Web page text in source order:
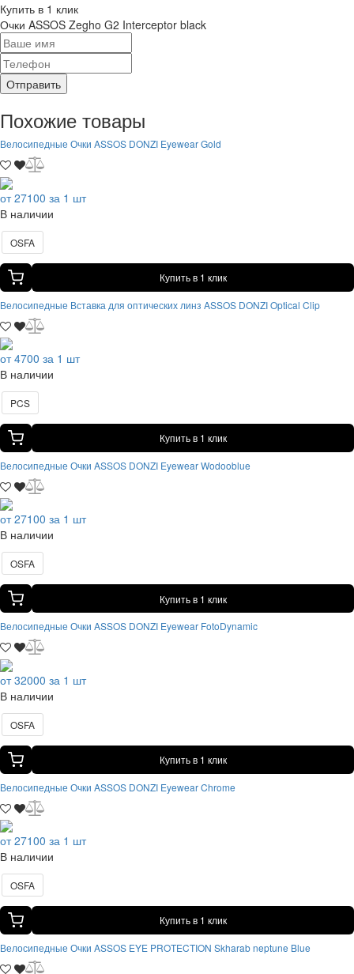
Купить в 1 клик
Очки ASSOS Zegho G2 Interceptor black
Отправить
Похожие товары
Велосипедные Очки ASSOS DONZI Eyewear Gold
от 27100 за 1 шт
В наличии
OSFA
Купить в 1 клик
Велосипедные Вставка для оптических линз ASSOS DONZI Optical Clip
от 4700 за 1 шт
В наличии
PCS
Купить в 1 клик
Велосипедные Очки ASSOS DONZI Eyewear Wodooblue
от 27100 за 1 шт
В наличии
OSFA
Купить в 1 клик
Велосипедные Очки ASSOS DONZI Eyewear FotoDynamic
от 32000 за 1 шт
В наличии
OSFA
Купить в 1 клик
Велосипедные Очки ASSOS DONZI Eyewear Chrome
от 27100 за 1 шт
В наличии
OSFA
Купить в 1 клик
Велосипедные Очки ASSOS EYE PROTECTION Skharab neptune Blue